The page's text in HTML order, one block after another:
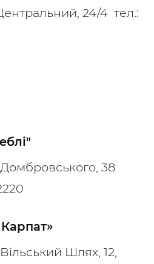
24/4 тел.:
38
Шлях, 12,